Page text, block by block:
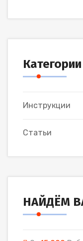
Категории
Инструкции
Статьи
НАЙДЁМ